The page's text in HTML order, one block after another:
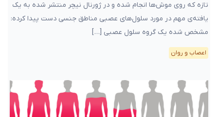
تازه که روی موش‌ها انجام شده و در ژورنال نیچر منتشر شده به یک
یافته‌ی مهم در مورد سلول‌های عصبی مناطق جنسی دست پیدا کرده:
مشخص شده یک گروه سلول‌ عصبی […]
اعصاب و روان